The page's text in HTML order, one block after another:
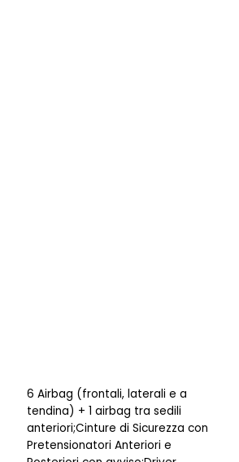
6 Airbag (frontali, laterali e a
tendina) + 1 airbag tra sedili
anteriori;Cinture di Sicurezza con
Pretensionatori Anteriori e